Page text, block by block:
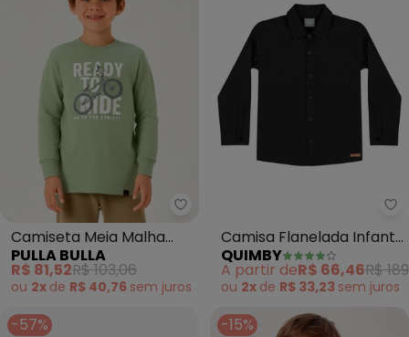
Pulla Bulla - Camiseta Meia
Camiseta Meia Malha
(Verde)
PULLA BULLA
R$ 81,52R$ 103,06
ou 2x de R$ 40,76 sem juros
Camisa Flanelada Infantil
Menino (Preto)
QUIMBY
A partir deR$ 66,46R$
ou 2x de R$ 33,23 sem juros
-57% -15%